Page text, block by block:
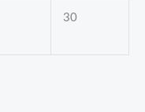
30